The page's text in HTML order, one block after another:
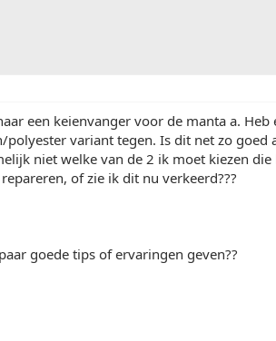
een keienvanger voor de manta a.
polyester variant tegen. Is dit net zo goed
niet welke van de 2 ik moet kiezen
of zie ik dit nu verkeerd???
goede tips of ervaringen geven??